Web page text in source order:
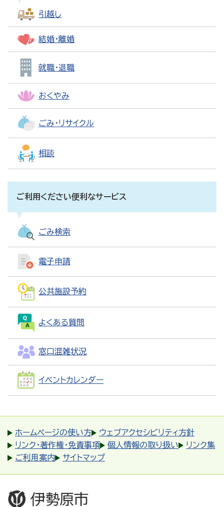
引越し
結婚・離婚
就職・退職
おくやみ
ごみ・リサイクル
相談
ご利用ください便利なサービス
ごみ検索
電子申請
公共施設予約
よくある質問
窓口混雑状況
イベントカレンダー
ホームページの使い方
ウェブアクセシビリティ方針
リンク・著作権・免責事項
個人情報の取り扱い
リンク集
ご利用案内
サイトマップ